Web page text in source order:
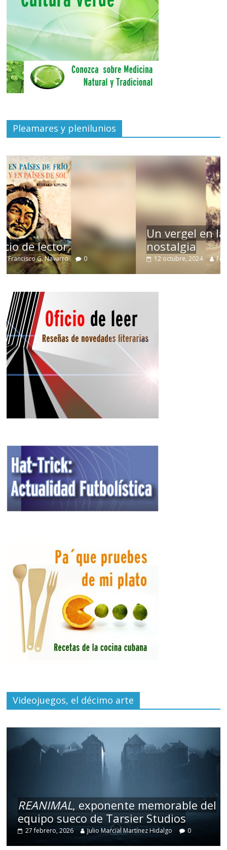
Pleamares y plenilunios
Un vergel en las nieblas de la
nostalgia
12 octubre, 2024 Francisco G. Navarro 0
Videojuegos, el décimo arte
REANIMAL, exponente memorable del
equipo sueco de Tarsier Studios
27 febrero, 2026 Julio Marcial Martínez Hidalgo 0